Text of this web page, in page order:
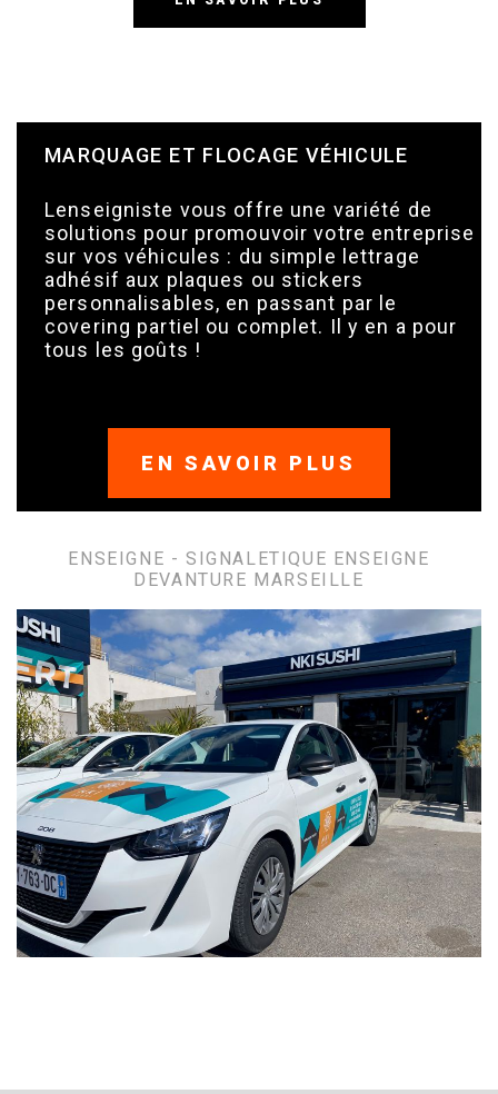
MARQUAGE ET FLOCAGE VÉHICULE
Lenseigniste vous offre une variété de
solutions pour promouvoir votre entreprise
sur vos véhicules : du simple lettrage
adhésif aux plaques ou stickers
personnalisables, en passant par le
covering partiel ou complet. Il y en a pour
tous les goûts !
EN SAVOIR PLUS
ENSEIGNE - SIGNALETIQUE ENSEIGNE
DEVANTURE MARSEILLE